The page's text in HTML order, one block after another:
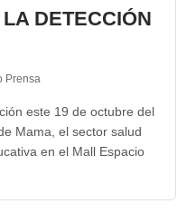
DETECCIÓN
Prensa
este 19 de octubre del
Mama, el sector salud
en el Mall Espacio